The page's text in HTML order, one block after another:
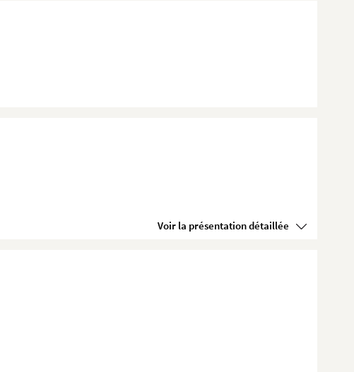
Voir la présentation détaillée